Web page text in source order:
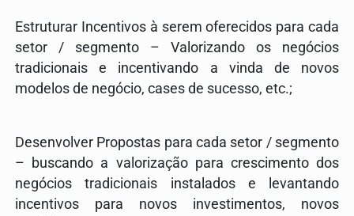
Estruturar Incentivos à serem oferecidos para cada
setor / segmento – Valorizando os negócios
tradicionais e incentivando a vinda de novos
modelos de negócio, cases de sucesso, etc.;
Desenvolver Propostas para cada setor / segmento
– buscando a valorização para crescimento dos
negócios tradicionais instalados e levantando
incentivos para novos investimentos, novos